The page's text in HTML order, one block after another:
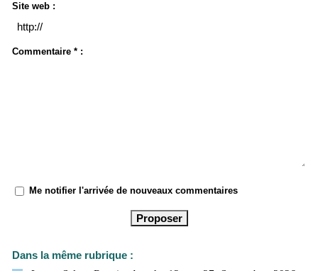
Site web :
Commentaire * :
Me notifier l'arrivée de nouveaux commentaires
Dans la même rubrique :